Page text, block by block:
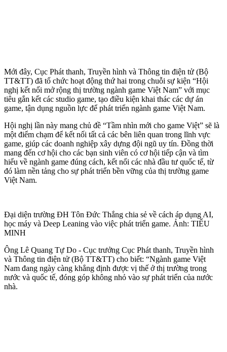
Mới đây, Cục Phát thanh, Truyền hình và Thông tin điện tử (Bộ
TT&TT) đã tổ chức hoạt động thứ hai trong chuỗi sự kiện “Hội
nghị kết nối mở rộng thị trường ngành game Việt Nam” với mục
tiêu gắn kết các studio game, tạo điều kiện khai thác các dự án
game, tận dụng nguồn lực để phát triển ngành game Việt Nam.
Hội nghị lần này mang chủ đề “Tầm nhìn mới cho game Việt” sẽ là
một điểm chạm để kết nối tất cả các bên liên quan trong lĩnh vực
game, giúp các doanh nghiệp xây dựng đội ngũ uy tín. Đồng thời
mang đến cơ hội cho các bạn sinh viên có cơ hội tiếp cận và tìm
hiểu về ngành game đúng cách, kết nối các nhà đầu tư quốc tế, từ
đó làm nền tảng cho sự phát triển bền vững của thị trường game
Việt Nam.
Đại diện trường ĐH Tôn Đức Thắng chia sẻ về cách áp dụng AI,
học máy và Deep Leaning vào việc phát triển game. Ảnh: TIỂU
MINH
Ông Lê Quang Tự Do - Cục trưởng Cục Phát thanh, Truyền hình
và Thông tin điện tử (Bộ TT&TT) cho biết: “Ngành game Việt
Nam đang ngày càng khẳng định được vị thế ở thị trường trong
nước và quốc tế, đóng góp không nhỏ vào sự phát triển của nước
nhà.